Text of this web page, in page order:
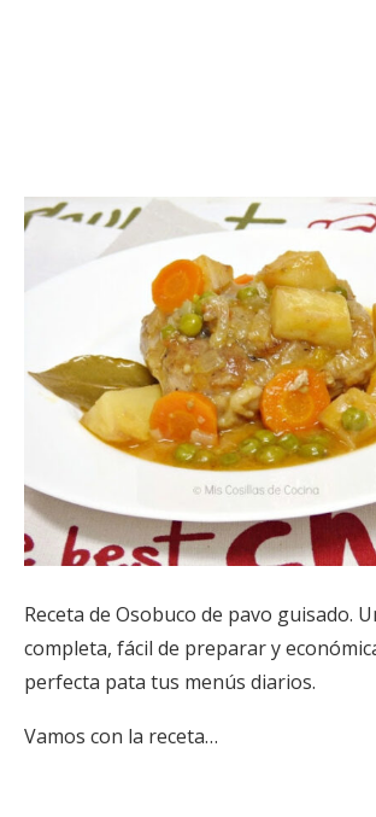
Receta de Osobuco de pavo guisado.
completa, fácil de preparar y
perfecta pata tus menús diarios.
Vamos con la receta…